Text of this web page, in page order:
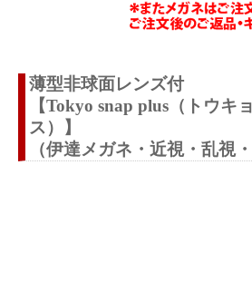
薄型非球面レンズ付
【Tokyo snap plus（トウ
ス）】
（伊達メガネ・近視・乱視